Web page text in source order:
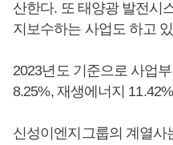
산한다. 또 태양광 발전시
지보수하는 사업도 하고
2023년도 기준으로 사업
8.25%, 재생에너지
신성이엔지그룹의 계열사